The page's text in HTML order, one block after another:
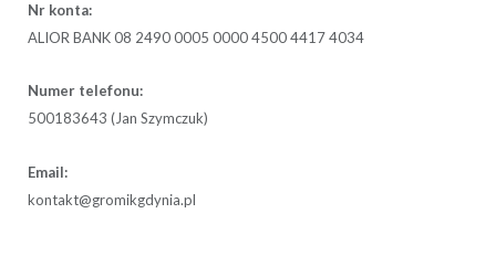
Nr konta:
ALIOR BANK 08 2490 0005 0000 4500 4417 4034
Numer telefonu:
500183643 (Jan Szymczuk)
Email:
kontakt@gromikgdynia.pl